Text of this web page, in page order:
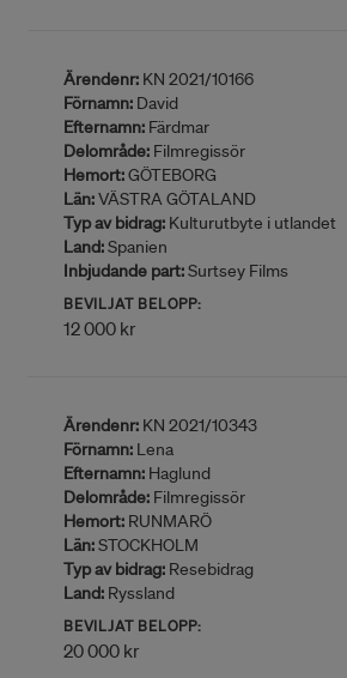
Ärendenr: KN 2021/10166
Förnamn: David
Efternamn: Färdmar
Delområde: Filmregissör
Hemort:GÖTEBORG
Län:VÄSTRA GÖTALAND
Typ av bidrag: Kulturutbyte i utlandet
Land:Spanien
Inbjudande part:Surtsey Films
BEVILJAT BELOPP:
12 000 kr
Ärendenr: KN 2021/10343
Förnamn: Lena
Efternamn: Haglund
Delområde: Filmregissör
Hemort: RUNMARÖ
Län:STOCKHOLM
Typ av bidrag: Resebidrag
Land: Ryssland
BEVILJAT BELOPP:
20 000 kr